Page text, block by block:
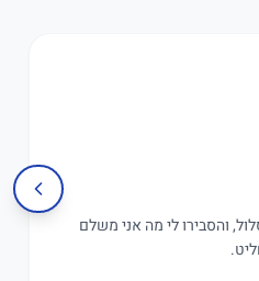
והסבירו לי מה אני משלם